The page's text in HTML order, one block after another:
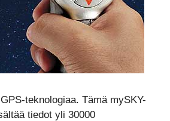
teknologiaa. Tämä mySKY-
tiedot yli 30000